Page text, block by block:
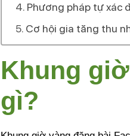
Phương pháp tự xác
Cơ hội gia tăng thu
Khung
gì?